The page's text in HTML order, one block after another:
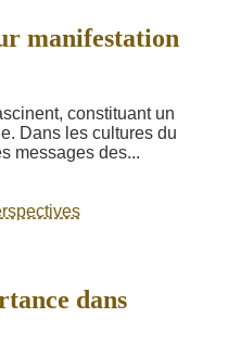
manifestation
constituant un
Dans les cultures du
messages des...
dans